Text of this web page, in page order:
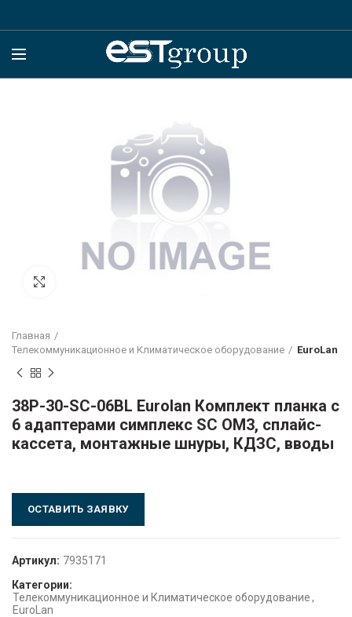
Главная
Телекоммуникационное и Климатическое оборудование
EuroLan
38P-30-SC-06BL Eurolan Комплект планка с
6 адаптерами симплекс SC OM3, сплайс-
кассета, монтажные шнуры, КДЗС, вводы
ОСТАВИТЬ ЗАЯВКУ
Артикул: 7935171
Категории:
Телекоммуникационное и Климатическое оборудование,
EuroLan